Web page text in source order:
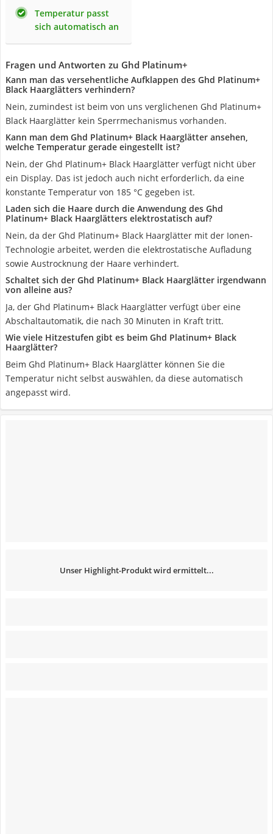
Temperatur passt
sich automatisch an
Fragen und Antworten zu Ghd Platinum+
Kann man das versehentliche Aufklappen des Ghd Platinum+
Black Haarglätters verhindern?
Nein, zumindest ist beim von uns verglichenen Ghd Platinum+
Black Haarglätter kein Sperrmechanismus vorhanden.
Kann man dem Ghd Platinum+ Black Haarglätter ansehen,
welche Temperatur gerade eingestellt ist?
Nein, der Ghd Platinum+ Black Haarglätter verfügt nicht über
ein Display. Das ist jedoch auch nicht erforderlich, da eine
konstante Temperatur von 185 °C gegeben ist.
Laden sich die Haare durch die Anwendung des Ghd
Platinum+ Black Haarglätters elektrostatisch auf?
Nein, da der Ghd Platinum+ Black Haarglätter mit der Ionen-
Technologie arbeitet, werden die elektrostatische Aufladung
sowie Austrocknung der Haare verhindert.
Schaltet sich der Ghd Platinum+ Black Haarglätter irgendwann
von alleine aus?
Ja, der Ghd Platinum+ Black Haarglätter verfügt über eine
Abschaltautomatik, die nach 30 Minuten in Kraft tritt.
Wie viele Hitzestufen gibt es beim Ghd Platinum+ Black
Haarglätter?
Beim Ghd Platinum+ Black Haarglätter können Sie die
Temperatur nicht selbst auswählen, da diese automatisch
angepasst wird.
Unser Highlight-Produkt wird ermittelt...